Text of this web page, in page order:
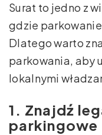
Surat to jedno z
gdzie
Dlatego warto
parkowania, aby
lokalnymi
1. Znajdź
parkingowe